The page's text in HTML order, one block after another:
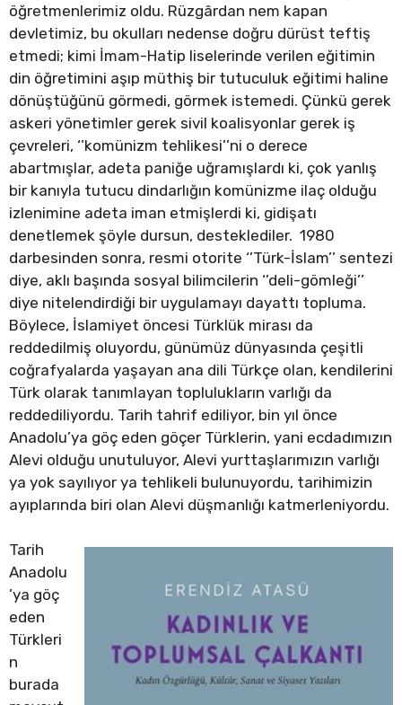
öğretmenlerimiz oldu. Rüzgârdan nem kapan
devletimiz, bu okulları nedense doğru dürüst teftiş
etmedi; kimi İmam-Hatip liselerinde verilen eğitimin
din öğretimini aşıp müthiş bir tutuculuk eğitimi haline
dönüştüğünü görmedi, görmek istemedi. Çünkü gerek
askeri yönetimler gerek sivil koalisyonlar gerek iş
çevreleri, ‘’komünizm tehlikesi’’ni o derece
abartmışlar, adeta paniğe uğramışlardı ki, çok yanlış
bir kanıyla tutucu dindarlığın komünizme ilaç olduğu
izlenimine adeta iman etmişlerdi ki, gidişatı
denetlemek şöyle dursun, desteklediler. 1980
darbesinden sonra, resmi otorite ‘’Türk-İslam’’ sentezi
diye, aklı başında sosyal bilimcilerin ‘’deli-gömleği’’
diye nitelendirdiği bir uygulamayı dayattı topluma.
Böylece, İslamiyet öncesi Türklük mirası da
reddedilmiş oluyordu, günümüz dünyasında çeşitli
coğrafyalarda yaşayan ana dili Türkçe olan, kendilerini
Türk olarak tanımlayan toplulukların varlığı da
reddediliyordu. Tarih tahrif ediliyor, bin yıl önce
Anadolu’ya göç eden göçer Türklerin, yani ecdadımızın
Alevi olduğu unutuluyor, Alevi yurttaşlarımızın varlığı
ya yok sayılıyor ya tehlikeli bulunuyordu, tarihimizin
ayıplarında biri olan Alevi düşmanlığı katmerleniyordu.
Tarih
Anadolu
’ya göç
eden
Türkleri
n
burada